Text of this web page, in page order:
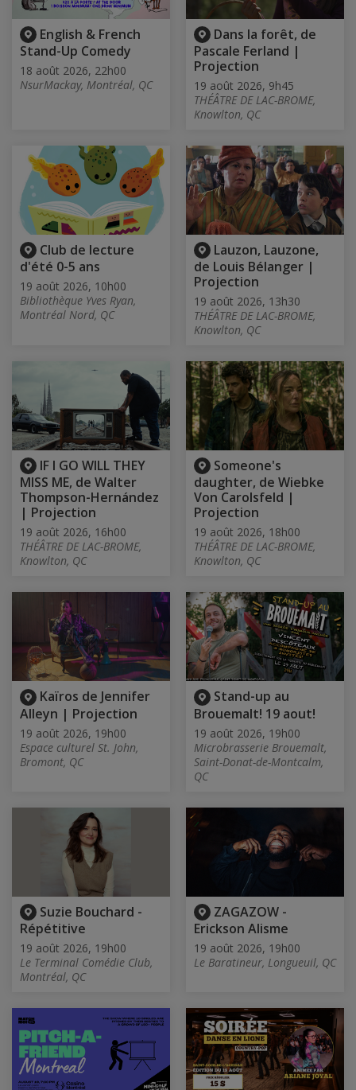
English & French
Stand-Up Comedy
18 août 2026, 22h00
NsurMackay, Montréal, QC
Dans la forêt, de
Pascale Ferland |
Projection
19 août 2026, 9h45
THÉÂTRE DE LAC-BROME,
Knowlton, QC
Club de lecture
d'été 0-5 ans
19 août 2026, 10h00
Bibliothèque Yves Ryan,
Montréal Nord, QC
Lauzon, Lauzone,
de Louis Bélanger |
Projection
19 août 2026, 13h30
THÉÂTRE DE LAC-BROME,
Knowlton, QC
IF I GO WILL THEY
MISS ME, de Walter
Thompson-Hernández
| Projection
19 août 2026, 16h00
THÉÂTRE DE LAC-BROME,
Knowlton, QC
Someone's
daughter, de Wiebke
Von Carolsfeld |
Projection
19 août 2026, 18h00
THÉÂTRE DE LAC-BROME,
Knowlton, QC
Kaïros de Jennifer
Alleyn | Projection
19 août 2026, 19h00
Espace culturel St. John,
Bromont, QC
Stand-up au
Brouemalt! 19 aout!
19 août 2026, 19h00
Microbrasserie Brouemalt,
Saint-Donat-de-Montcalm,
QC
Suzie Bouchard -
Répétitive
19 août 2026, 19h00
Le Terminal Comédie Club,
Montréal, QC
ZAGAZOW -
Erickson Alisme
19 août 2026, 19h00
Le Baratineur, Longueuil, QC